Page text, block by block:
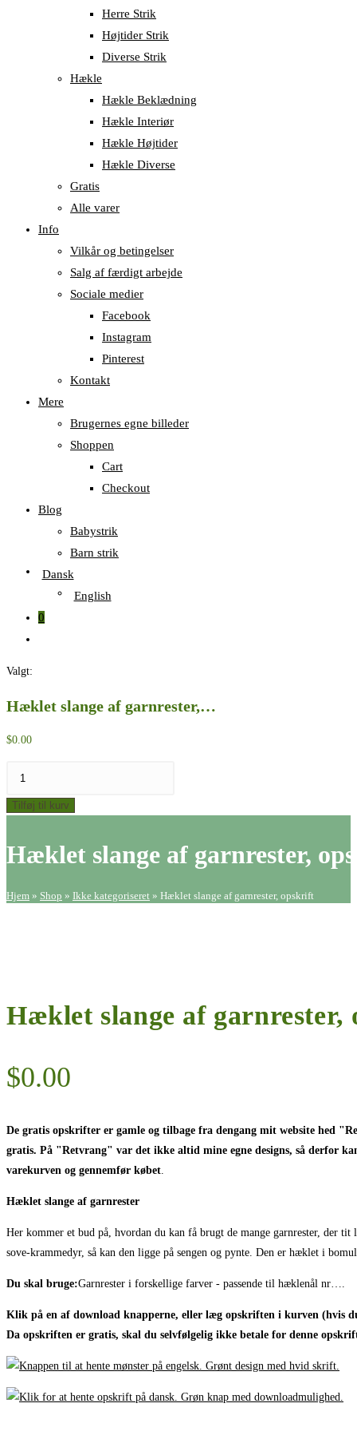
Herre Strik
Højtider Strik
Diverse Strik
Hækle
Hækle Beklædning
Hækle Interiør
Hækle Højtider
Hækle Diverse
Gratis
Alle varer
Info
Vilkår og betingelser
Salg af færdigt arbejde
Sociale medier
Facebook
Instagram
Pinterest
Kontakt
Mere
Brugernes egne billeder
Shoppen
Cart
Checkout
Blog
Babystrik
Barn strik
Dansk
English
0
Valgt:
Hæklet slange af garnrester,…
$0.00
af
opskrift
Tilføj til kurv
Hæklet slange af garnrester,
Hjem » Shop » Ikke kategoriseret » Hæklet slange af garnrester, opskrift
Hæklet slange af garnrester,
$0.00
De gratis opskrifter er gamle og tilbage fra dengang mit website hed
gratis. På "Retvrang" var det ikke altid mine egne designs, så derfor
varekurven og gennemfør købet.
Hæklet slange af garnrester
Her kommer et bud på, hvordan du kan få brugt de mange garnrester, der
sove-krammedyr, så kan den ligge på sengen og pynte. Den er hæklet i
Du skal bruge:Garnrester i forskellige farver - passende til hæklenål nr….
Klik på en af download knapperne, eller læg opskriften i kurven (hvis
Da opskriften er gratis, skal du selvfølgelig ikke betale for denne